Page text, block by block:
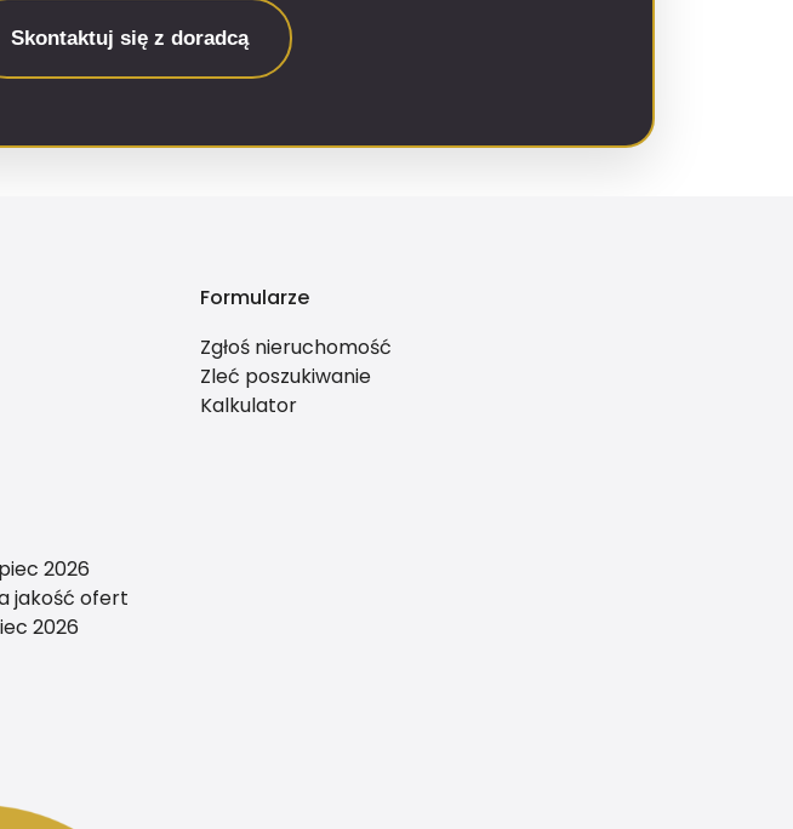
Skontaktuj się z doradcą
Formularze
Zgłoś nieruchomość
Zleć poszukiwanie
Kalkulator
2026
jakość ofert
2026